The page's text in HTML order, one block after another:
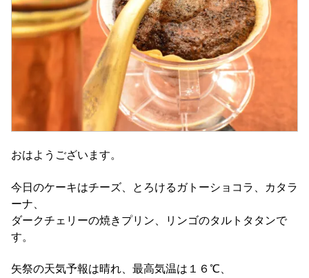
おはようございます。
今日のケーキはチーズ、とろけるガトーショコラ、カタラ
ーナ、
ダークチェリーの焼きプリン、リンゴのタルトタタンで
す。
矢祭の天気予報は晴れ、最高気温は１６℃、